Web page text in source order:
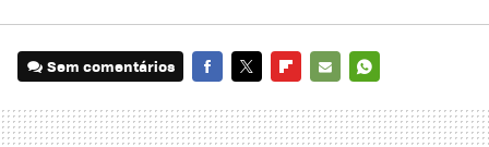
Sem comentários
MAIL